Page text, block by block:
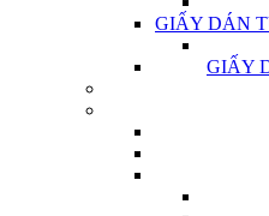
GIẤY DÁN
GIẤY